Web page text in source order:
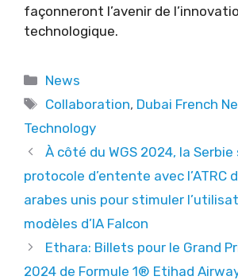
façonneront l’avenir de
technologique.
Categories
News
Tags
Collaboration, Dubai French
Technology
À côté du WGS 2024, la Serbie
protocole d’entente avec l’ATRC
arabes unis pour stimuler
modèles d’IA Falcon
Ethara: Billets pour le Grand
2024 de Formule 1® Etihad